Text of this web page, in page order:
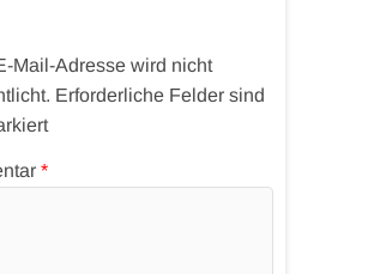
Mail-Adresse wird nicht
Erforderliche Felder sind
*